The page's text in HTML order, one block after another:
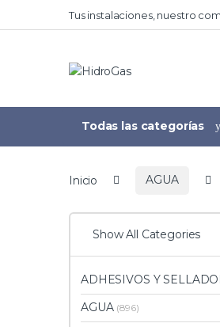
Tus instalaciones, nuestro
Todas las categorías
Inicio AGUA
Show All Categories
ADHESIVOS Y
AGUA (896)